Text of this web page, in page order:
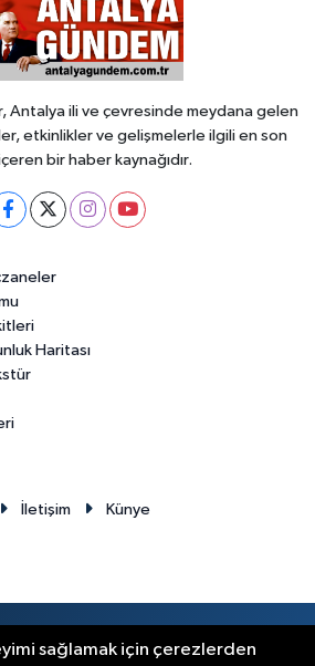
Antalya ili ve çevresinde meydana gelen
etkinlikler ve gelişmelerle ilgili en son
bir haber kaynağıdır.
Haritası
İletişim
Künye
sağlamak için çerezlerden